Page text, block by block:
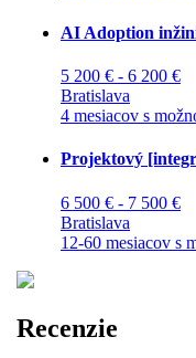
AI Adoption
5 200 € - 6 200 €
Bratislava
4 mesiacov s
Projektový
6 500 € - 7 500 €
Bratislava
12-60 mesiacov s
Recenzie